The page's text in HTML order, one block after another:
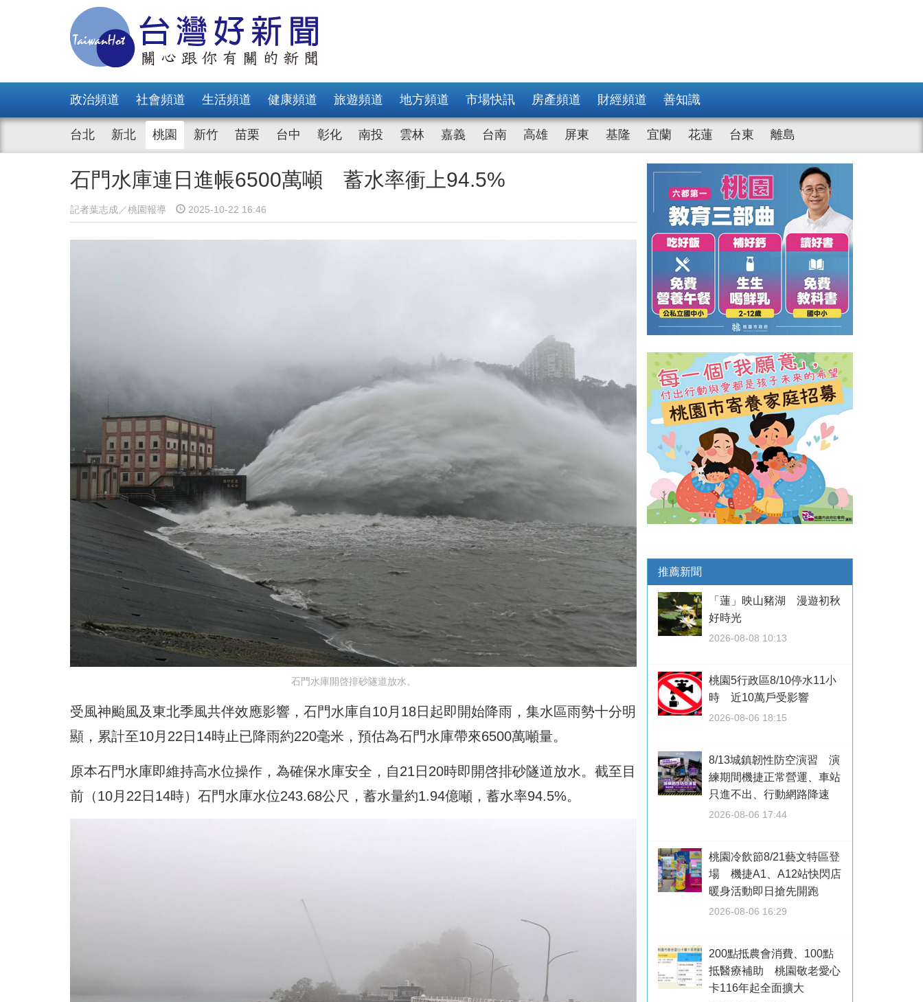
政治頻道 社會頻道 生活頻道 健康頻道 旅遊頻道 地方頻道 市場快訊 房產頻道 財經頻道 善知識
台北 新北 桃園 新竹 苗栗 台中 彰化 南投 雲林 嘉義 台南 高雄 屏東 基隆 宜蘭 花蓮 台東 離島
石門水庫連日進帳6500萬噸 蓄水率衝上94.5%
記者葉志成／桃園報導 2025-10-22 16:46
石門水庫開啓排砂隧道放水。
受風神颱風及東北季風共伴效應影響，石門水庫自10月18日起即開始降雨，集水區雨勢十分明
顯，累計至10月22日14時止已降雨約220毫米，預估為石門水庫帶來6500萬噸量。
原本石門水庫即維持高水位操作，為確保水庫安全，自21日20時即開啓排砂隧道放水。截至目
前（10月22日14時）石門水庫水位243.68公尺，蓄水量約1.94億噸，蓄水率94.5%。
推薦新聞
「蓮」映山豬湖 漫遊初秋
好時光
2026-08-08 10:13
桃園5行政區8/10停水11小
時 近10萬戶受影響
2026-08-06 18:15
8/13城鎮韌性防空演習 演
練期間機捷正常營運、車站
只進不出、行動網路降速
2026-08-06 17:44
桃園冷飲節8/21藝文特區登
場 機捷A1、A12站快閃店
暖身活動即日搶先開跑
2026-08-06 16:29
200點抵農會消費、100點
抵醫療補助 桃園敬老愛心
卡116年起全面擴大